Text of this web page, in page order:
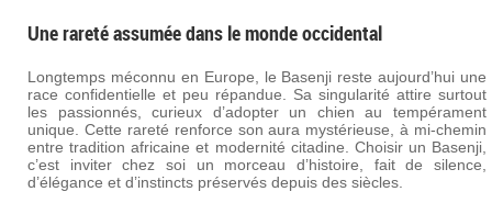
Une rareté assumée dans le monde occidental
Longtemps méconnu en Europe, le Basenji reste aujourd’hui une
race confidentielle et peu répandue. Sa singularité attire surtout
les passionnés, curieux d’adopter un chien au tempérament
unique. Cette rareté renforce son aura mystérieuse, à mi-chemin
entre tradition africaine et modernité citadine. Choisir un Basenji,
c’est inviter chez soi un morceau d’histoire, fait de silence,
d’élégance et d’instincts préservés depuis des siècles.